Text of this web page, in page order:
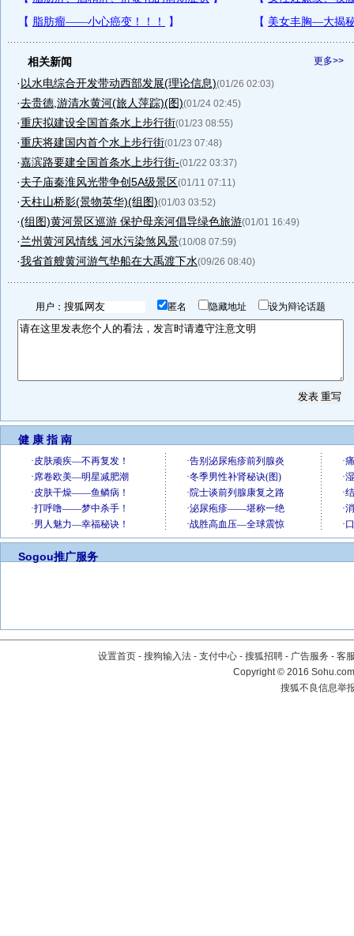
更多>>
相关新闻
· 以水电综合开发带动西部发展(理论信息)(01/26 02:03)
·去贵德,游清水黄河(旅人萍踪)(图)(01/24 02:45)
·重庆拟建设全国首条水上步行街(01/23 08:55)
·重庆将建国内首个水上步行街(01/23 07:48)
·嘉滨路要建全国首条水上步行街-(01/22 03:37)
·夫子庙秦淮风光带争创5A级景区(01/11 07:11)
·天柱山桥影(景物英华)(组图)(01/03 03:52)
·(组图)黄河景区巡游 保护母亲河倡导绿色旅游(01/01 16:49)
·兰州黄河风情线 河水污染煞风景(10/08 07:59)
·我省首艘黄河游气垫船在大禹渡下水(09/26 08:40)
用户： 匿名 隐藏地址 设为辩论话题
健 康 指 南
Sogou推广服务
设置首页 - 搜狗输入法 - 支付中心 - 搜狐招聘 - 广告服务 - 客
Copyright©2016
搜狐不良信息举